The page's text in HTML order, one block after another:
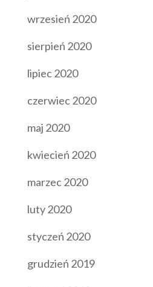
wrzesień 2020
sierpień 2020
lipiec 2020
czerwiec 2020
maj 2020
kwiecień 2020
marzec 2020
luty 2020
styczeń 2020
grudzień 2019